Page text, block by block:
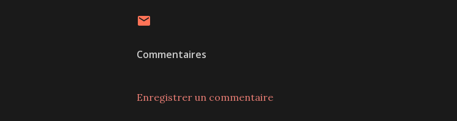
Commentaires
Enregistrer un commentaire